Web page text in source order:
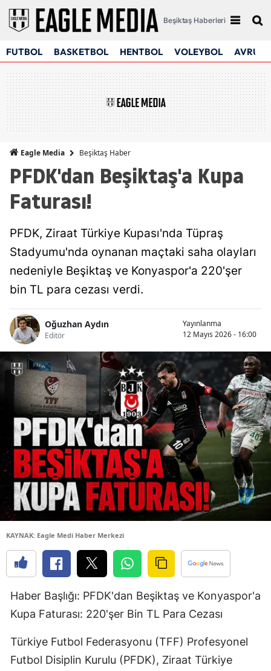
Beşiktaş Haberleri
FUTBOL BASKETBOL HENTBOL VOLEYBOL
Eagle Media Beşiktaş Haber
PFDK'dan Beşiktaş'a Kupa
Faturası!
PFDK, Ziraat Türkiye Kupası'nda Tüpraş
Stadyumu'nda oynanan maçtaki saha olayları
nedeniyle Beşiktaş ve Konyaspor'a 220'şer
bin TL para cezası verdi.
Oğuzhan Aydın
Editör
Yayınlanma
12 Mayıs 2026 - 16:00
KAYNAK: Eagle Medi Haber Merkezi
Haber Başlığı: PFDK'dan Beşiktaş ve Konyaspor'a
Kupa Faturası: 220'şer Bin TL Para Cezası
Türkiye Futbol Federasyonu (TFF) Profesyonel
Futbol Disiplin Kurulu (PFDK), Ziraat Türkiye